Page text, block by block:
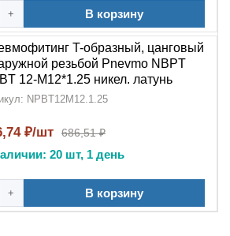
+ В корзину
T-образный, цанговый
резьбой Pnevmo NBPT
12-M12*1.25 никел. латунь
NPBT12M12.1.25
₽/шт 686,51 ₽
20 шт, 1 день
+ В корзину